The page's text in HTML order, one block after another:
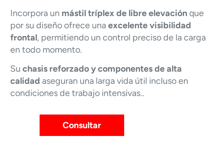
Incorpora un mástil tríplex de libre elevaciónque
por su diseño ofrece unaexcelente visibilidad
frontal, permitiendo un control preciso de la carga
en todo momento.
Suchasis reforzado y componentes de alta
calidad aseguran una larga vida útil incluso en
condiciones de trabajo intensivas..
Consultar